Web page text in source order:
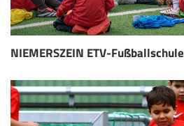
NIEMERSZEIN ETV-Fußballschule